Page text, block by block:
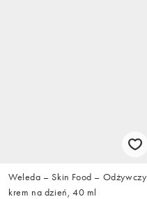
Weleda – Skin Food – Odżywczy
krem na dzień, 40 ml